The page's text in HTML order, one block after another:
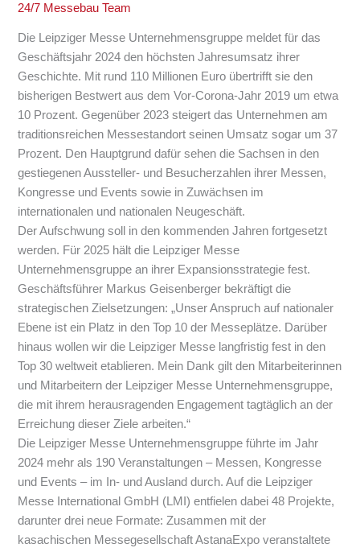
24/7 Messebau Team
Die Leipziger Messe Unternehmensgruppe meldet für das
Geschäftsjahr 2024 den höchsten Jahresumsatz ihrer
Geschichte. Mit rund 110 Millionen Euro übertrifft sie den
bisherigen Bestwert aus dem Vor-Corona-Jahr 2019 um etwa
10 Prozent. Gegenüber 2023 steigert das Unternehmen am
traditionsreichen Messestandort seinen Umsatz sogar um 37
Prozent. Den Hauptgrund dafür sehen die Sachsen in den
gestiegenen Aussteller- und Besucherzahlen ihrer Messen,
Kongresse und Events sowie in Zuwächsen im
internationalen und nationalen Neugeschäft.
Der Aufschwung soll in den kommenden Jahren fortgesetzt
werden. Für 2025 hält die Leipziger Messe
Unternehmensgruppe an ihrer Expansionsstrategie fest.
Geschäftsführer Markus Geisenberger bekräftigt die
strategischen Zielsetzungen: „Unser Anspruch auf nationaler
Ebene ist ein Platz in den Top 10 der Messeplätze. Darüber
hinaus wollen wir die Leipziger Messe langfristig fest in den
Top 30 weltweit etablieren. Mein Dank gilt den Mitarbeiterinnen
und Mitarbeitern der Leipziger Messe Unternehmensgruppe,
die mit ihrem herausragenden Engagement tagtäglich an der
Erreichung dieser Ziele arbeiten.“
Die Leipziger Messe Unternehmensgruppe führte im Jahr
2024 mehr als 190 Veranstaltungen – Messen, Kongresse
und Events – im In- und Ausland durch. Auf die Leipziger
Messe International GmbH (LMI) entfielen dabei 48 Projekte,
darunter drei neue Formate: Zusammen mit der
kasachischen Messegesellschaft AstanaExpo veranstaltete